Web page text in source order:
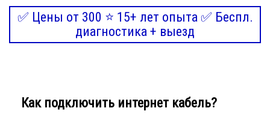
✅ Цены от 300 ⭐ 15+ лет опыта ✅ Беспл.
диагностика + выезд
Как подключить интернет кабель?